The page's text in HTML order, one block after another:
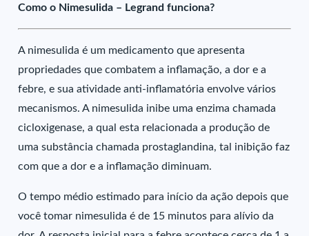
Como o Nimesulida – Legrand funciona?
A nimesulida é um medicamento que apresenta
propriedades que combatem a inflamação, a dor e a
febre, e sua atividade anti-inflamatória envolve vários
mecanismos. A nimesulida inibe uma enzima chamada
cicloxigenase, a qual esta relacionada a produção de
uma substância chamada prostaglandina, tal inibição faz
com que a dor e a inflamação diminuam.
O tempo médio estimado para início da ação depois que
você tomar nimesulida é de 15 minutos para alívio da